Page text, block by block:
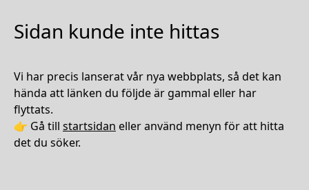
Sidan kunde inte hittas
Vi har precis lanserat vår nya webbplats, så det kan
hända att länken du följde är gammal eller har
flyttats.
👉 Gå till startsidan eller använd menyn för att hitta
det du söker.